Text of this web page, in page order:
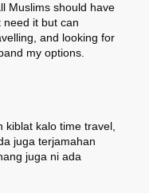
Muslims should have
it but can
and looking for
my options.
kiblat kalo time travel,
juga terjamahan
juga ni ada